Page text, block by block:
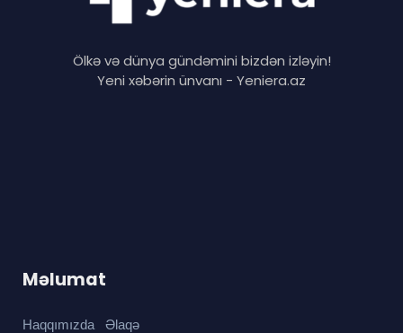
Ölkə və dünya gündəmini bizdən izləyin!
Yeni xəbərin ünvanı - Yeniera.az
Məlumat
Haqqımızda
Əlaqə